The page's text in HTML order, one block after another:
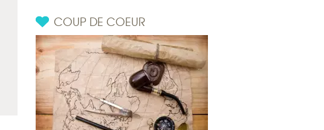
COUP DE COEUR